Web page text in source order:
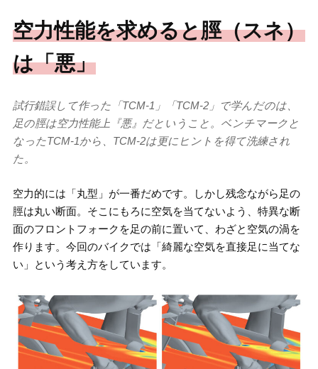
空力性能を求めると脛（スネ）
は「悪」
試行錯誤して作った「TCM-1」「TCM-2」で学んだのは、
足の脛は空力性能上『悪』だということ。ベンチマークと
なったTCM-1から、TCM-2は更にヒントを得て洗練され
た。
空力的には「丸型」が一番だめです。しかし残念ながら足の
脛は丸い断面。そこにもろに空気を当てないよう、特異な断
面のフロントフォークを足の前に置いて、わざと空気の渦を
作ります。今回のバイクでは「綺麗な空気を直接足に当てな
い」という考え方をしています。